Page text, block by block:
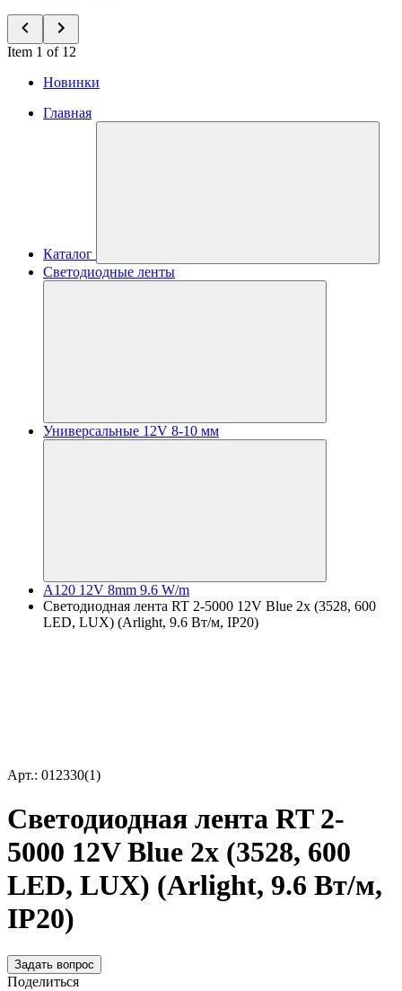
Item 1 of 12
Новинки
Главная
Каталог
Светодиодные ленты
Универсальные 12V 8-10 мм
A120 12V 8mm 9.6 W/m
Светодиодная лента RT 2-5000 12V Blue 2x (3528, 600
LED, LUX) (Arlight, 9.6 Вт/м, IP20)
Арт.: 012330(1)
Светодиодная лента RT 2-
5000 12V Blue 2x (3528, 600
LED, LUX) (Arlight, 9.6 Вт/м,
IP20)
Задать вопрос
Поделиться